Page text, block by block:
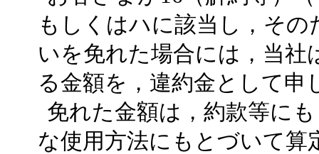
もしくはハに該当し，そ
いを免れた場合には，当社
る金額を，違約金として申
免れた金額は，約款等に
な使用方法にもとづいて